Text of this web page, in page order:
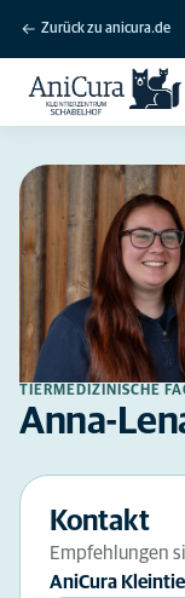
Zurück zu anicura.de
TIERMEDIZINISCHE
Anna-
Kontakt
Empfehlungen
AniCura